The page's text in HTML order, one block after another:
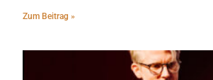
Zum Beitrag »